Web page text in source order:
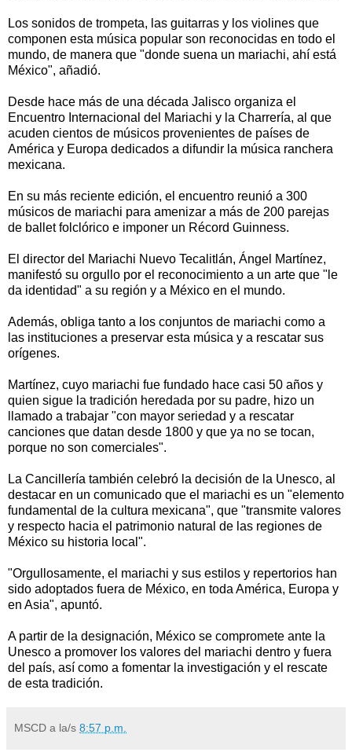
Los sonidos de trompeta, las guitarras y los violines que
componen esta música popular son reconocidas en todo el
mundo, de manera que "donde suena un mariachi, ahí está
México", añadió.
Desde hace más de una década Jalisco organiza el
Encuentro Internacional del Mariachi y la Charrería, al que
acuden cientos de músicos provenientes de países de
América y Europa dedicados a difundir la música ranchera
mexicana.
En su más reciente edición, el encuentro reunió a 300
músicos de mariachi para amenizar a más de 200 parejas
de ballet folclórico e imponer un Récord Guinness.
El director del Mariachi Nuevo Tecalitlán, Ángel Martínez,
manifestó su orgullo por el reconocimiento a un arte que "le
da identidad" a su región y a México en el mundo.
Además, obliga tanto a los conjuntos de mariachi como a
las instituciones a preservar esta música y a rescatar sus
orígenes.
Martínez, cuyo mariachi fue fundado hace casi 50 años y
quien sigue la tradición heredada por su padre, hizo un
llamado a trabajar "con mayor seriedad y a rescatar
canciones que datan desde 1800 y que ya no se tocan,
porque no son comerciales".
La Cancillería también celebró la decisión de la Unesco, al
destacar en un comunicado que el mariachi es un "elemento
fundamental de la cultura mexicana", que "transmite valores
y respecto hacia el patrimonio natural de las regiones de
México su historia local".
"Orgullosamente, el mariachi y sus estilos y repertorios han
sido adoptados fuera de México, en toda América, Europa y
en Asia", apuntó.
A partir de la designación, México se compromete ante la
Unesco a promover los valores del mariachi dentro y fuera
del país, así como a fomentar la investigación y el rescate
de esta tradición.
MSCD a la/s 8:57 p.m.